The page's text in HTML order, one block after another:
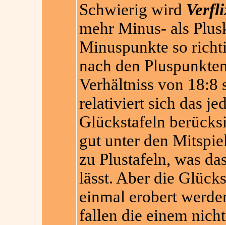
Schwierig wird
mehr Minus- als
Minuspunkte so
nach den
Verhältniss von 18:8
relativiert sich das
Glückstafeln
gut unter den
zu Plustafeln, was
lässt. Aber die
einmal erobert
fallen die einem